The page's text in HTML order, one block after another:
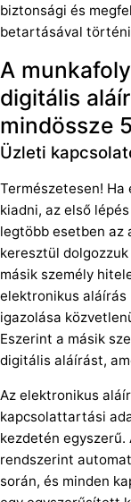
biztonsági és
betartásával
A
digitális
mindössze
Üzleti
Természetesen!
kiadni, az első
legtöbb esetben az
keresztül
másik személy
elektronikus aláírás
igazolása
Eszerint a másik
digitális aláírást,
Az elektronikus
kapcsolattartási
kezdetén
rendszerint
során, és minden